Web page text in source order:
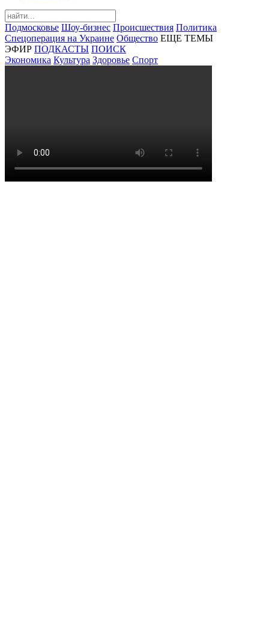
Подмосковье Шоу-бизнес Происшествия Политика
Спецоперация на Украине Общество ЕЩЕ ТЕМЫ
ЭФИР ПОДКАСТЫ ПОИСК
Экономика Культура Здоровье Спорт